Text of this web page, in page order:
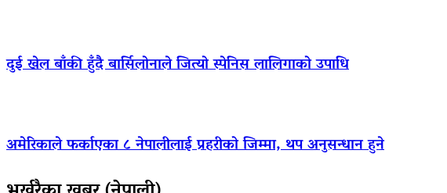
दुई खेल बाँकी हुँदै बार्सिलोनाले जित्यो स्पेनिस लालिगाको उपाधि
अमेरिकाले फर्काएका ८ नेपालीलाई प्रहरीको जिम्मा, थप अनुसन्धान हुने